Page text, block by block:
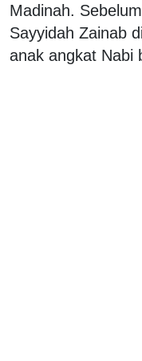
Madinah.
Sayyidah Zainab
anak angkat Nabi